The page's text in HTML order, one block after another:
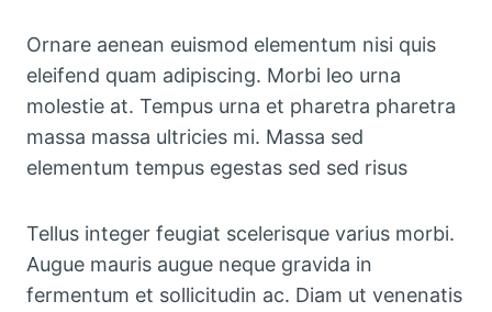
Ornare aenean euismod elementum nisi quis
eleifend quam adipiscing. Morbi leo urna
molestie at. Tempus urna et pharetra pharetra
massa massa ultricies mi. Massa sed
elementum tempus egestas sed sed risus
Tellus integer feugiat scelerisque varius morbi.
Augue mauris augue neque gravida in
fermentum et sollicitudin ac. Diam ut venenatis